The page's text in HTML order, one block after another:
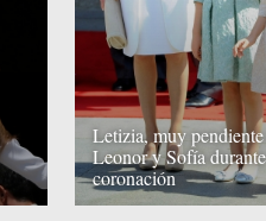
Letizia, muy
Leonor y Sofía
coronación